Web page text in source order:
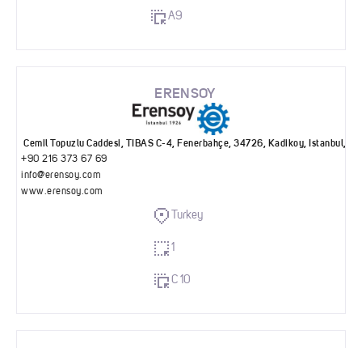
A9
ERENSOY
Cemil Topuzlu Caddesi, TIBAS C-4, Fenerbahçe, 34726, Kadikoy, Istanbul,
+90 216 373 67 69
info@erensoy.com
www.erensoy.com
Turkey
1
C 10